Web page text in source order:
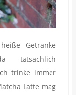
Getränke
trinke immer
Latte mag